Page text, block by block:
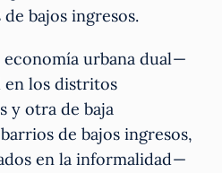
bajos ingresos.
urbana dual —
en los distritos
y otra de baja
de bajos ingresos,
en la informalidad —